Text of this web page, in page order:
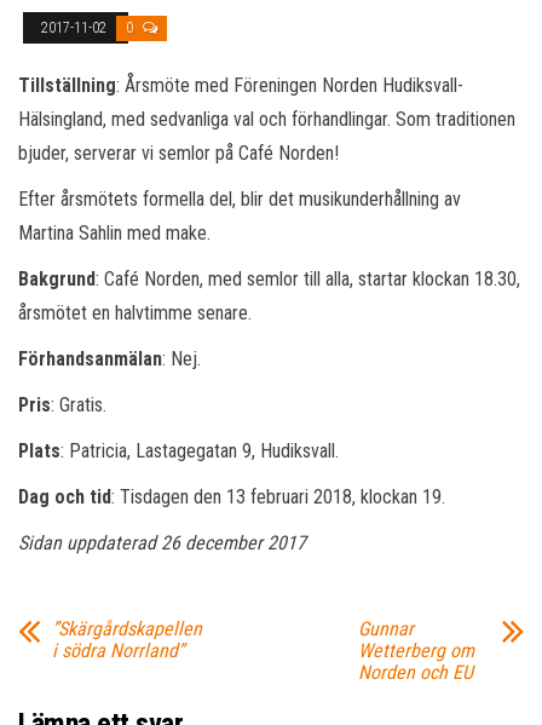
2017-11-02 0
Tillställning: Årsmöte med Föreningen Norden Hudiksvall-
Hälsingland, med sedvanliga val och förhandlingar. Som traditionen
bjuder, serverar vi semlor på Café Norden!
Efter årsmötets formella del, blir det musikunderhållning av
Martina Sahlin med make.
Bakgrund: Café Norden, med semlor till alla, startar klockan 18.30,
årsmötet en halvtimme senare.
Förhandsanmälan: Nej.
Pris: Gratis.
Plats: Patricia, Lastagegatan 9, Hudiksvall.
Dag och tid: Tisdagen den 13 februari 2018, klockan 19.
Sidan uppdaterad 26 december 2017
”Skärgårdskapellen
i södra Norrland”
Gunnar
Wetterberg om
Norden och EU